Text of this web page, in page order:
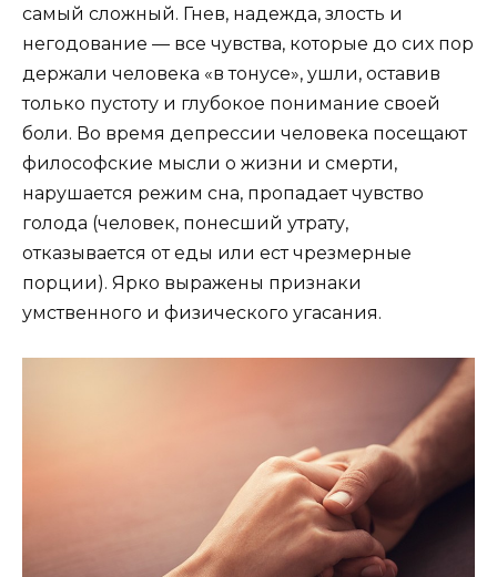
самый сложный. Гнев, надежда, злость и
негодование — все чувства, которые до сих пор
держали человека «в тонусе», ушли, оставив
только пустоту и глубокое понимание своей
боли. Во время депрессии человека посещают
философские мысли о жизни и смерти,
нарушается режим сна, пропадает чувство
голода (человек, понесший утрату,
отказывается от еды или ест чрезмерные
порции). Ярко выражены признаки
умственного и физического угасания.